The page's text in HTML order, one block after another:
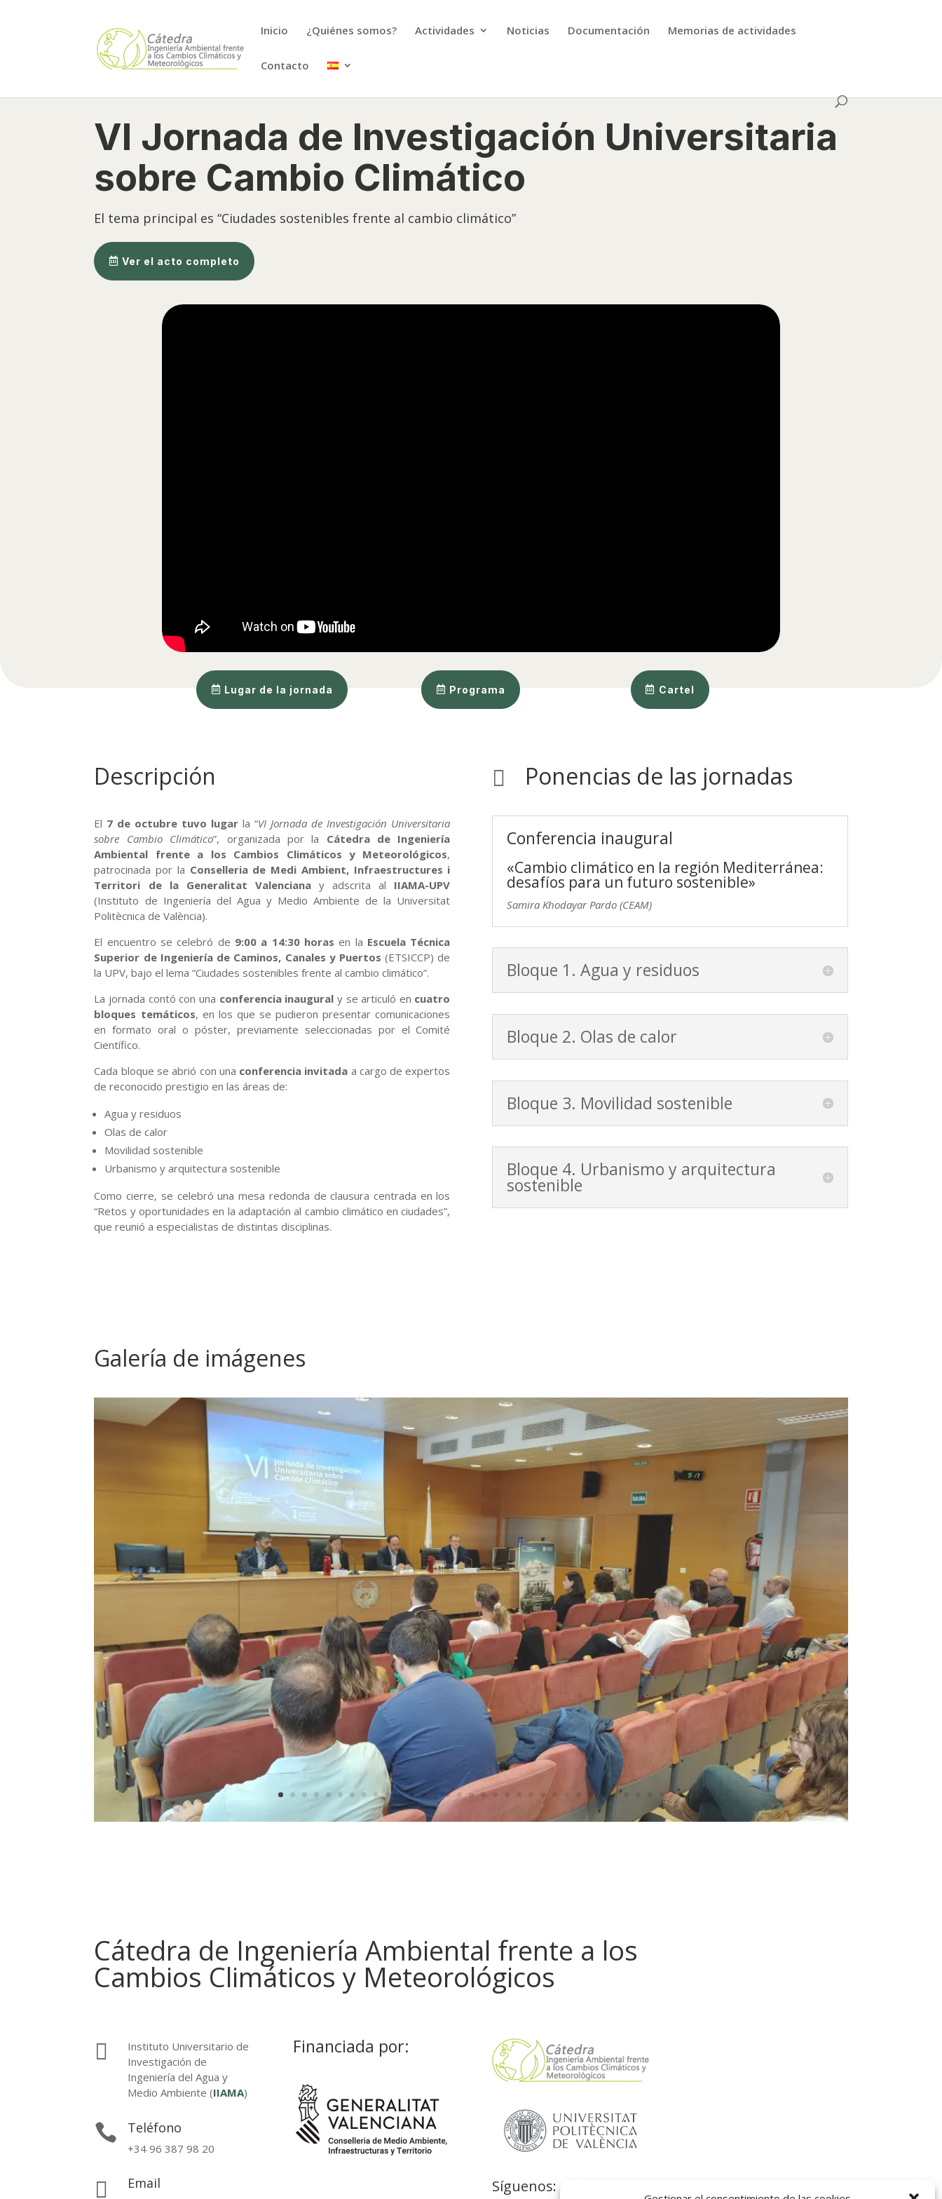
Inicio ¿Quiénes somos? Actividades Noticias Documentación Memorias de actividades
Contacto
VI Jornada de Investigación Universitaria
sobre Cambio Climático
El tema principal es “Ciudades sostenibles frente al cambio climático”
Ver el acto completo
Lugar de la jornada Programa Cartel
Descripción
El 7 de octubre tuvo lugar la “VI Jornada de Investigación Universitaria
sobre Cambio Climático”, organizada por la Cátedra de Ingeniería
Ambiental frente a los Cambios Climáticos y Meteorológicos,
patrocinada por la Conselleria de Medi Ambient, Infraestructures i
Territori de la Generalitat Valencianay adscrita al IIAMA-UPV
(Instituto de Ingeniería del Agua y Medio Ambiente de la Universitat
Politècnica de València).
El encuentro se celebró de 9:00 a 14:30 horas en la Escuela Técnica
Superior de Ingeniería de Caminos, Canales y Puertos (ETSICCP) de
la UPV, bajo el lema “Ciudades sostenibles frente al cambio climático”.
La jornada contó con una conferencia inaugural y se articuló en cuatro
bloques temáticos, en los que se pudieron presentar comunicaciones
en formato oral o póster, previamente seleccionadas por el Comité
Científico.
Cada bloque se abrió con una conferencia invitada a cargo de expertos
de reconocido prestigio en las áreas de:
Agua y residuos
Olas de calor
Movilidad sostenible
Urbanismo y arquitectura sostenible
Como cierre, se celebró una mesa redonda de clausura centrada en los
“Retos y oportunidades en la adaptación al cambio climático en ciudades”,
que reunió a especialistas de distintas disciplinas.
 Ponencias de las jornadas
Conferencia inaugural
«Cambio climático en la región Mediterránea:
desafíos para un futuro sostenible»
Samira Khodayar Pardo (CEAM)
Bloque 1. Agua y residuos
Bloque 2. Olas de calor
Bloque 3. Movilidad sostenible
Bloque 4. Urbanismo y arquitectura
sostenible
Galería de imágenes
Cátedra de Ingeniería Ambiental frente a los
Cambios Climáticos y Meteorológicos

Instituto Universitario de
Investigación de
Ingeniería del Agua y
Medio Ambiente (IIAMA)
 Teléfono
+34 96 387 98 20
 Email
Financiada por:
Síguenos: